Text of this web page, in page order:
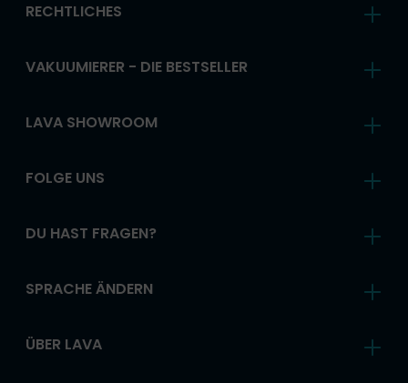
RECHTLICHES
VAKUUMIERER - DIE BESTSELLER
LAVA SHOWROOM
FOLGE UNS
DU HAST FRAGEN?
SPRACHE ÄNDERN
ÜBER LAVA